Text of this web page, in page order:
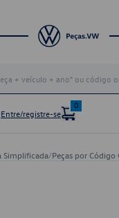
Entre/registre-se
0
Simplificada/Peças por Código